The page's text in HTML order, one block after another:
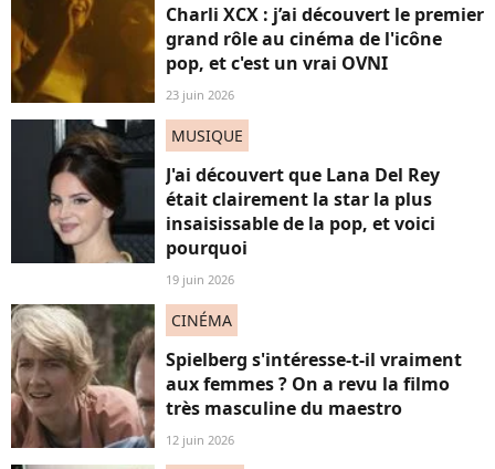
Charli XCX : j’ai découvert le premier
grand rôle au cinéma de l'icône
pop, et c'est un vrai OVNI
23 juin 2026
MUSIQUE
J'ai découvert que Lana Del Rey
était clairement la star la plus
insaisissable de la pop, et voici
pourquoi
19 juin 2026
CINÉMA
Spielberg s'intéresse-t-il vraiment
aux femmes ? On a revu la filmo
très masculine du maestro
12 juin 2026